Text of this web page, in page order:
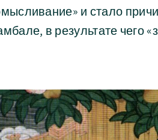
и стало
в результате чего